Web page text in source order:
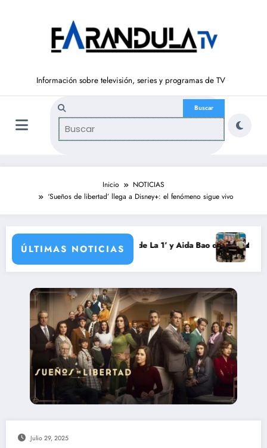
Información sobre televisión, series y programas de TV
Inicio
NOTICIAS
‘Sueños de libertad’ llega a Disney+: el fenómeno sigue vivo
ÚLTIMAS NOTICIAS
vuelve a ‘La Hora de La 1’ y Aida Bao da el salto a ‘Mañaneros
Adiós a ‘Cine
Julio 29, 2025